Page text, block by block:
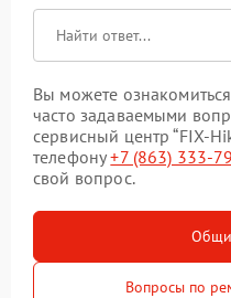
Вы можете
часто задаваемыми
сервисный центр “FIX-
телефону+7 (863) 333-
свой вопрос.
Вопросы по